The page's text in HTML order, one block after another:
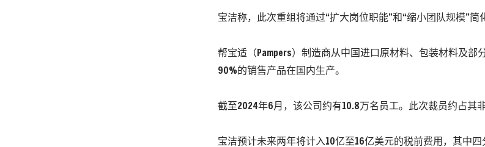
宝洁称，此次重组将通过“扩大岗位职能”和“缩小团队规模”简
帮宝适（Pampers）制造商从中国进口原材料、包装材料及部
90%的销售产品在国内生产。
截至2024年6月，该公司约有10.8万名员工。此次裁员约占其
宝洁预计未来两年将计入10亿至16亿美元的税前费用，其中四